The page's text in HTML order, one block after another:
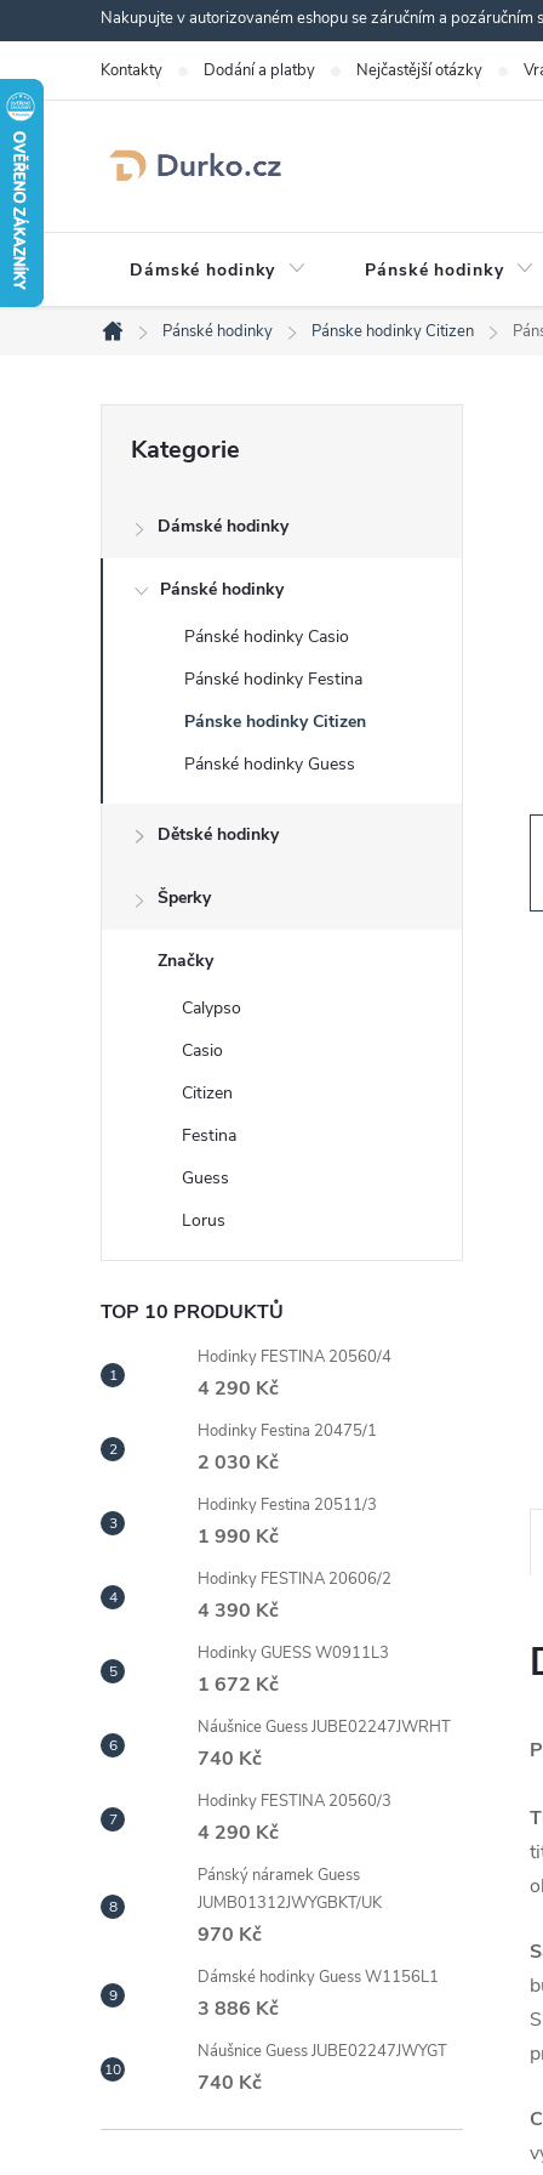
na
obsah
Nakupujte v autorizovaném eshopu se záručním a pozáručním
Kontakty Dodání a platby Nejčastější otázky
Dámské hodinky Pánské hodinky
Domů
Pánské hodinky Pánske hodinky Citizen
s
n
kategorie
Kategorie
Dámské hodinky
Pánské hodinky
Pánské hodinky Casio
Pánské hodinky Festina
Pánske hodinky Citizen
Pánské hodinky Guess
Dětské hodinky
Šperky
Značky
Calypso
Casio
Citizen
Festina
Guess
Lorus
TOP 10 PRODUKTŮ
Hodinky FESTINA 20560/4
4 290 Kč
Hodinky Festina 20475/1
2 030 Kč
Hodinky Festina 20511/3
1 990 Kč
Hodinky FESTINA 20606/2
4 390 Kč
Hodinky GUESS W0911L3
1 672 Kč
Náušnice Guess JUBE02247JWRHT
740 Kč
Hodinky FESTINA 20560/3
4 290 Kč
Pánský náramek Guess
JUMB01312JWYGBKT/UK
970 Kč
Dámské hodinky Guess W1156L1
3 886 Kč
Náušnice Guess JUBE02247JWYGT
740 Kč